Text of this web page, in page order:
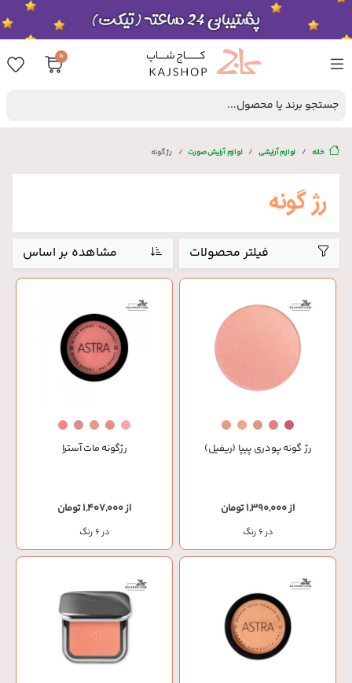
0
جستجو برند یا محصول...
خانه لوازم آرایشی لوازم آرایش صورت رژ گونه
رژ گونه
فیلتر محصولات مشاهده بر اساس
رژ گونه پودری پیپا (ریفیل)
از 1,390,000 تومان
در 6 رنگ
رژگونه مات آسترا
از 1,407,000 تومان
در 6 رنگ